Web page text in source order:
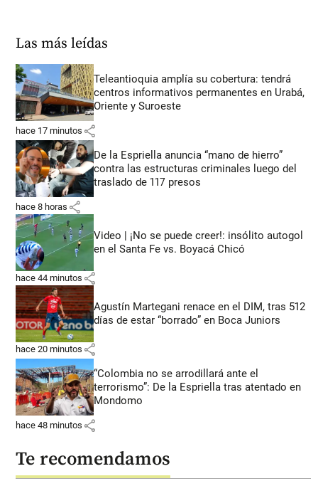
Las más leídas
Teleantioquia amplía su cobertura: tendrá
centros informativos permanentes en Urabá,
Oriente y Suroeste
hace 17 minutos share
De la Espriella anuncia “mano de hierro”
contra las estructuras criminales luego del
traslado de 117 presos
hace 8 horas share
Video | ¡No se puede creer!: insólito autogol
en el Santa Fe vs. Boyacá Chicó
hace 44 minutos share
Agustín Martegani renace en el DIM, tras 512
días de estar “borrado” en Boca Juniors
hace 20 minutos share
“Colombia no se arrodillará ante el
terrorismo”: De la Espriella tras atentado en
Mondomo
hace 48 minutos share
Te recomendamos